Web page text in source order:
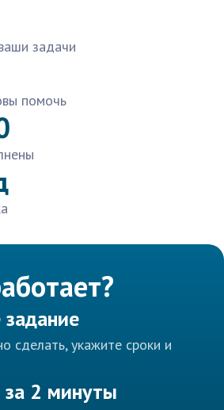
задачи
помочь
сделать, укажите сроки и
2 минуты